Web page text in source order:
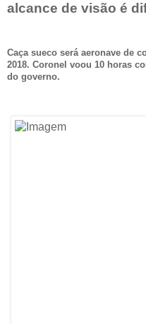
alcance de visão é
Caça sueco será aeronave de
2018. Coronel voou 10 horas
do governo.